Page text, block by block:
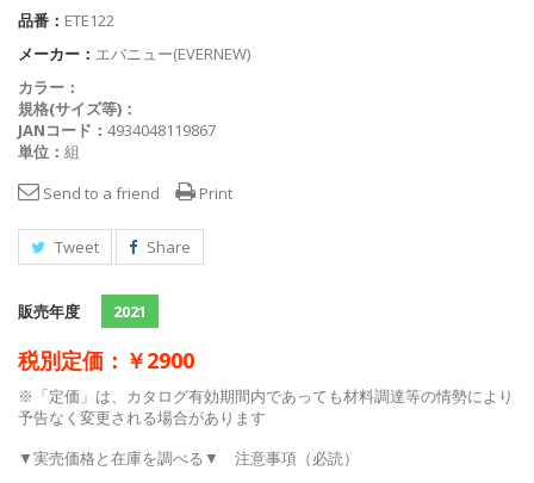
品番： ETE122
メーカー： エバニュー(EVERNEW)
カラー：
規格(サイズ等)：
JANコード： 4934048119867
単位： 組
Send to a friend
Print
Tweet Share
販売年度 2021
税別定価：￥2900
※「定価」は、カタログ有効期間内であっても材料調達等の情勢により
予告なく変更される場合があります
▼実売価格と在庫を調べる▼ 注意事項（必読）